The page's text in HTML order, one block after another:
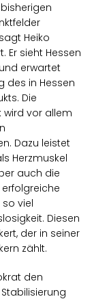
Heiko
Er sieht Hessen
erwartet
des in Hessen
Die
vor allem
Dazu leistet
Herzmuskel
auch die
so viel
Diesen
der in seiner
zählt.
den